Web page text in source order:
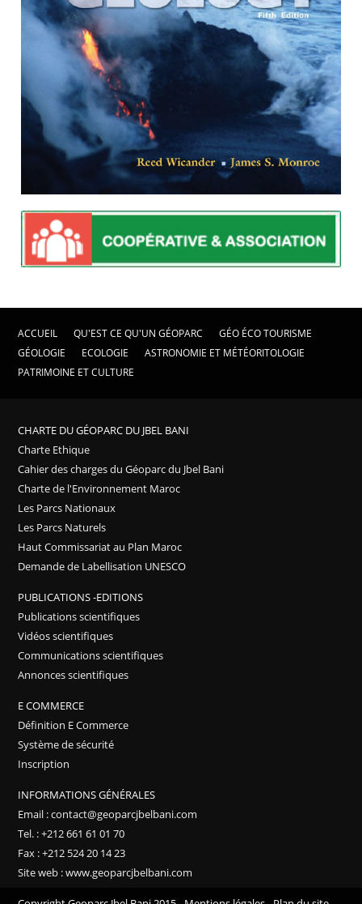
ACCUEIL QU'EST CE QU'UN GÉOPARC
GÉO ÉCO TOURISME
GÉOLOGIE
ECOLOGIE
ASTRONOMIE ET MÉTÉORITOLOGIE
PATRIMOINE ET CULTURE
CHARTE DU GÉOPARC DU JBEL BANI
Charte Ethique
Cahier des charges du Géoparc du Jbel Bani
Charte de l'Environnement Maroc
Les Parcs Nationaux
Les Parcs Naturels
Haut Commissariat au Plan Maroc
Demande de Labellisation UNESCO
PUBLICATIONS -EDITIONS
Publications scientifiques
Vidéos scientifiques
Communications scientifiques
Annonces scientifiques
E COMMERCE
Définition E Commerce
Système de sécurité
Inscription
INFORMATIONS GÉNÉRALES
Email : contact@geoparcjbelbani.com
Tel. : +212 661 61 01 70
Fax : +212 524 20 14 23
Site web : www.geoparcjbelbani.com